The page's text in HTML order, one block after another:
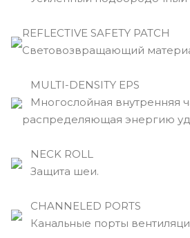
REFLECTIVE SAFETY PATCH
Световозвращающий
MULTI-DENSITY EPS
Многослойная внутренняя
распределяющая энергию
NECK ROLL
Защита шеи.
CHANNELED PORTS
Канальные порты